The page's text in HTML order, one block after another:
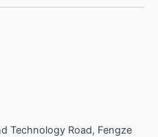
Technology Road, Fengze